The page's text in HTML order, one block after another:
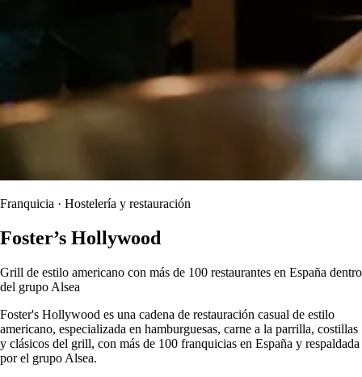
Franquicia · Hostelería y restauración
Foster’s Hollywood
Grill de estilo americano con más de 100 restaurantes en España dentro
del grupo Alsea
Foster's Hollywood es una cadena de restauración casual de estilo
americano, especializada en hamburguesas, carne a la parrilla, costillas
y clásicos del grill, con más de 100 franquicias en España y respaldada
por el grupo Alsea.